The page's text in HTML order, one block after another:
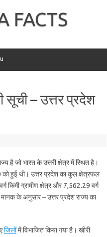
FACTS
सूची – उत्तर प्रदेश
है जो भारत के उत्तरी क्षेत्र में स्थित है।
हुई थी। उत्तर प्रदेश का कुल क्षेत्रफल
किमी ग्रामीण क्षेत्र और 7,562.29 वर्ग
के अनुसार – उत्तर प्रदेश राज्य का
जिलोंमें विभाजित किया गया है। खीरी